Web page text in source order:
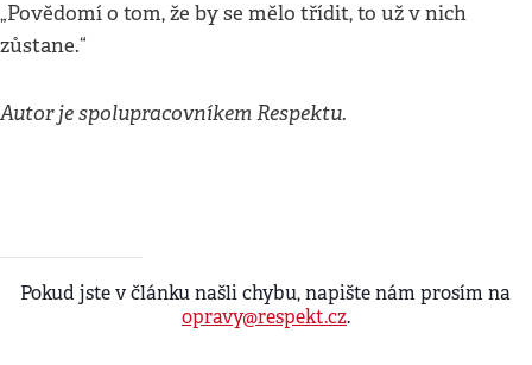
„Povědomí o tom, že by se mělo třídit, to už v nich
zůstane.“
Autor je spolupracovníkem Respektu.
Pokud jste v článku našli chybu, napište nám prosím na
opravy@respekt.cz.